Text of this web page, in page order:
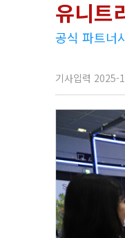
유니트
공식 파트너
기사입력